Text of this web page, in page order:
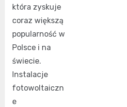
która zyskuje
coraz większą
popularność w
Polsce i na
świecie.
Instalacje
fotowoltaiczn
e